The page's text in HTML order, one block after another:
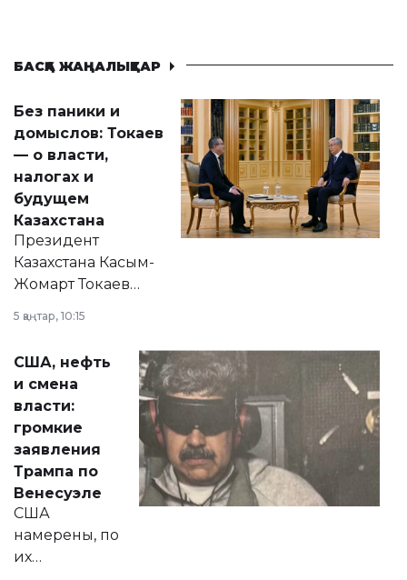
БАСҚА ЖАҢАЛЫҚТАР
Без паники и
домыслов: Токаев
— о власти,
налогах и
будущем
Казахстана
Президент
Казахстана Касым-
Жомарт Токаев
сразу несколько
актуальных тем —
от слухов о
политических
реформах до
вопросов армии,
экономики и
личного здоровья.
5 қаңтар, 10:15
США, нефть
и смена
власти:
громкие
заявления
Трампа по
Венесуэле
США
намерены, по
их